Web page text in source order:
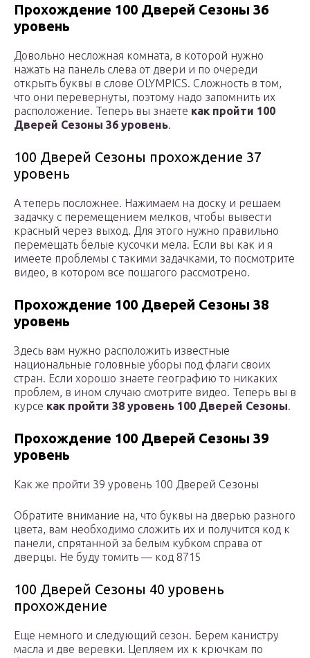
Прохождение 100 Дверей Сезоны 36
уровень
Довольно несложная комната, в которой нужно
нажать на панель слева от двери и по очереди
открыть буквы в слове OLYMPICS. Сложность в том,
что они перевернуты, поэтому надо запомнить их
расположение. Теперь вы знаете как пройти 100
Дверей Сезоны 36 уровень.
100 Дверей Сезоны прохождение 37
уровень
А теперь посложнее. Нажимаем на доску и решаем
задачку с перемещением мелков, чтобы вывести
красный через выход. Для этого нужно правильно
перемещать белые кусочки мела. Если вы как и я
имеете проблемы с такими задачками, то посмотрите
видео, в котором все пошагого рассмотрено.
Прохождение 100 Дверей Сезоны 38
уровень
Здесь вам нужно расположить известные
национальные головные уборы под флаги своих
стран. Если хорошо знаете географию то никаких
проблем, в ином случаю смотрите видео. Теперь вы в
курсе как пройти 38 уровень 100 Дверей Сезоны.
Прохождение 100 Дверей Сезоны 39
уровень
Как же пройти 39 уровень 100 Дверей Сезоны
Обратите внимание на, что буквы на дверью разного
цвета, вам необходимо сложить их и получится код к
панели, спрятанной за белым кубком справа от
дверцы. Не буду томить — код 8715
100 Дверей Сезоны 40 уровень
прохождение
Еще немного и следующий сезон. Берем канистру
масла и две веревки. Цепляем их к крючкам по